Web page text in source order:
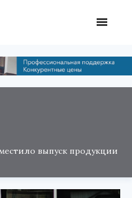
выпуск продукции